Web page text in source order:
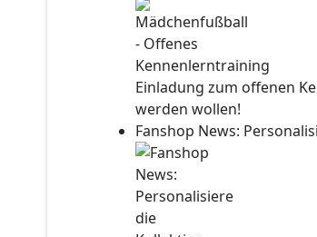
Einladung zum offenen
werden wollen!
Fanshop News: